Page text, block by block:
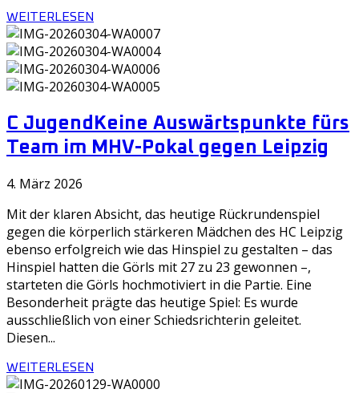
WEITERLESEN
C Jugend Keine Auswärtspunkte fürs
Team im MHV-Pokal gegen Leipzig
4. März 2026
Mit der klaren Absicht, das heutige Rückrundenspiel
gegen die körperlich stärkeren Mädchen des HC Leipzig
ebenso erfolgreich wie das Hinspiel zu gestalten – das
Hinspiel hatten die Görls mit 27 zu 23 gewonnen –,
starteten die Görls hochmotiviert in die Partie. Eine
Besonderheit prägte das heutige Spiel: Es wurde
ausschließlich von einer Schiedsrichterin geleitet.
Diesen...
WEITERLESEN